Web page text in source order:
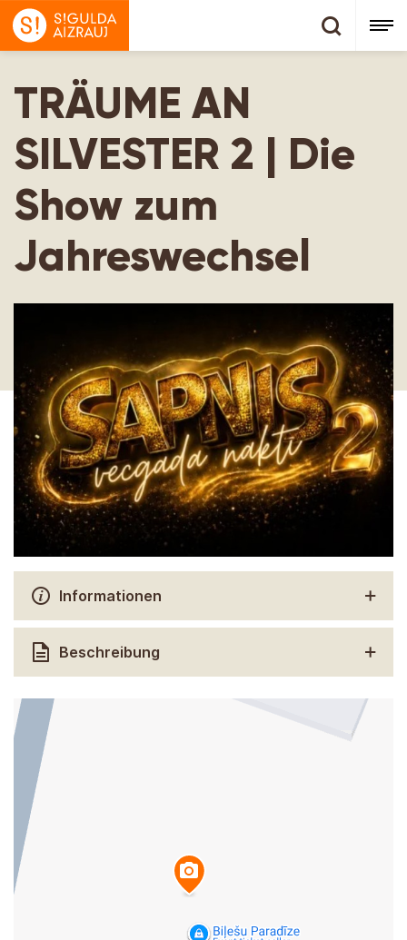
TRÄUME AN
SILVESTER 2 | Die
Show zum
Jahreswechsel
Informationen
Beschreibung